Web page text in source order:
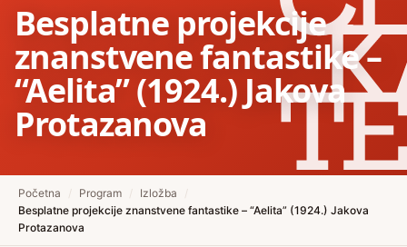
Besplatne projekcije
znanstvene fantastike –
“Aelita” (1924.) Jakova
Protazanova
Početna Program Izložba
Besplatne projekcije znanstvene fantastike – “Aelita” (1924.) Jakova
Protazanova